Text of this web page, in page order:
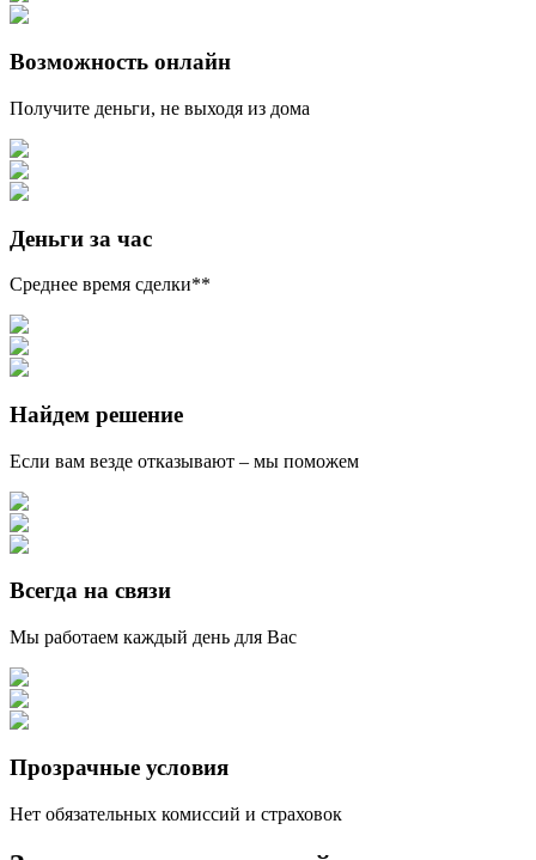
Возможность онлайн
Получите деньги, не выходя из дома
Деньги за час
Среднее время сделки**
Найдем решение
Если вам везде отказывают – мы поможем
Всегда на связи
Мы работаем каждый день для Вас
Прозрачные условия
Нет обязательных комиссий и страховок